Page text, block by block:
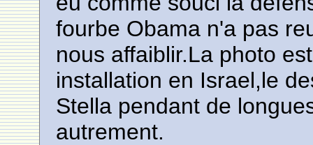
fourbe Obama n'a pas
nous affaiblir.La photo
installation en Israel,le
Stella pendant de
autrement.